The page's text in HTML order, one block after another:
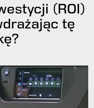
(ROI)
tę